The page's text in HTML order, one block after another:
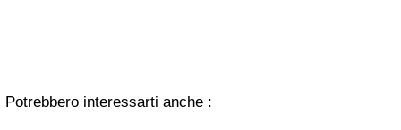
Potrebbero interessarti anche :